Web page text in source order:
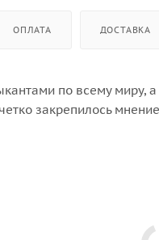
ОПЛАТА ДОСТАВКА
по всему миру,
закрепилось